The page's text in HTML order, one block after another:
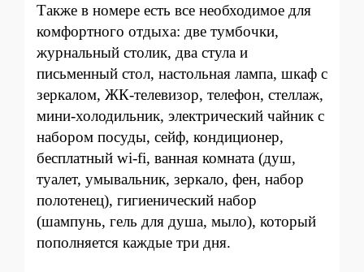
Также в номере есть все необходимое для
комфортного отдыха: две тумбочки,
журнальный столик, два стула и
письменный стол, настольная лампа, шкаф с
зеркалом, ЖК-телевизор, телефон, стеллаж,
мини-холодильник, электрический чайник с
набором посуды, сейф, кондиционер,
бесплатный wi-fi, ванная комната (душ,
туалет, умывальник, зеркало, фен, набор
полотенец), гигиенический набор
(шампунь, гель для душа, мыло), который
пополняется каждые три дня.